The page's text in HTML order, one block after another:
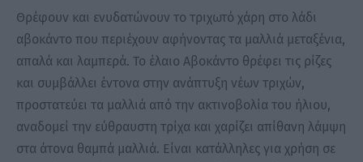
Θρέφουν και ενυδατώνουν το τριχωτό χάρη στο λάδι
αβοκάντο που περιέχουν αφήνοντας τα μαλλιά μεταξένια,
απαλά και λαμπερά. Το έλαιο Αβοκάντο θρέφει τις ρίζες
και συμβάλλει έντονα στην ανάπτυξη νέων τριχών,
προστατεύει τα μαλλιά από την ακτινοβολία του ήλιου,
αναδομεί την εύθραυστη τρίχα και χαρίζει απίθανη λάμψη
στα άτονα θαμπά μαλλιά. Είναι κατάλληλες για χρήση σε